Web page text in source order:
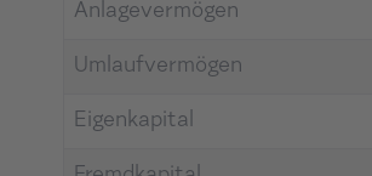
Anlagevermögen
Umlaufvermögen
Eigenkapital